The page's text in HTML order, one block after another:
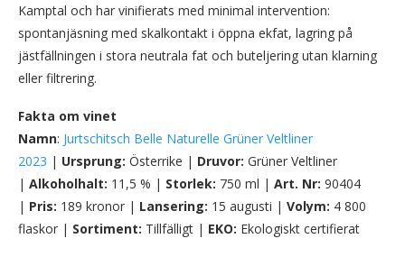
Kamptal och har vinifierats med minimal intervention:
spontanjäsning med skalkontakt i öppna ekfat, lagring på
jästfällningen i stora neutrala fat och buteljering utan klarning
eller filtrering.
Fakta om vinet
Namn: Jurtschitsch Belle Naturelle Grüner Veltliner
2023 | Ursprung: Österrike | Druvor: Grüner Veltliner
| Alkoholhalt: 11,5 % | Storlek: 750 ml | Art. Nr: 90404
| Pris: 189 kronor | Lansering: 15 augusti | Volym: 4 800
flaskor | Sortiment: Tillfälligt | EKO: Ekologiskt certifierat